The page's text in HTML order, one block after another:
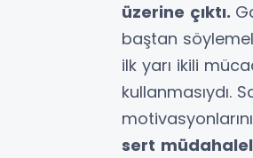
üzerine çıktı.
baştan
ilk yarı ikili
kullanmasıydı.
sert